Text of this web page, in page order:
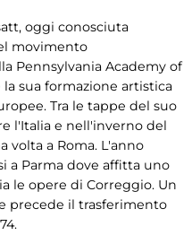
oggi conosciuta
movimento
Pennsylvania Academy of
sua formazione artistica
Tra le tappe del suo
l'Italia e nell'inverno del
volta a Roma. L'anno
a Parma dove affitta uno
le opere di Correggio. Un
precede il trasferimento